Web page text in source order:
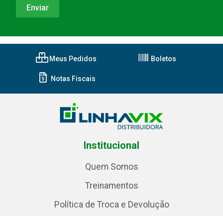
Meus Pedidos Boletos
Notas Fiscais
Institucional
Quem Somos
Treinamentos
Política de Troca e Devolução